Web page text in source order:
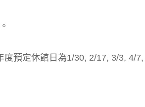
預定休館日為1/30, 2/17, 3/3, 4/